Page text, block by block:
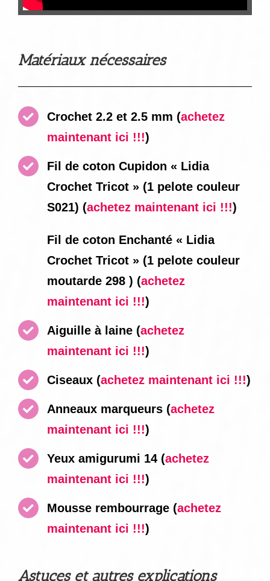
Matériaux nécessaires
Crochet 2.2 et 2.5 mm (achetez
maintenant ici !!!)
Fil de coton Cupidon « Lidia
Crochet Tricot » (1 pelote couleur
S021) (achetez maintenant ici !!!)
Fil de coton Enchanté « Lidia
Crochet Tricot » (1 pelote couleur
moutarde 298 ) (achetez
maintenant ici !!!)
Aiguille à laine (achetez
maintenant ici !!!)
Ciseaux (achetez maintenant ici !!!)
Anneaux marqueurs (achetez
maintenant ici !!!)
Yeux amigurumi 14 (achetez
maintenant ici !!!)
Mousse rembourrage (achetez
maintenant ici !!!)
Astuces et autres explications